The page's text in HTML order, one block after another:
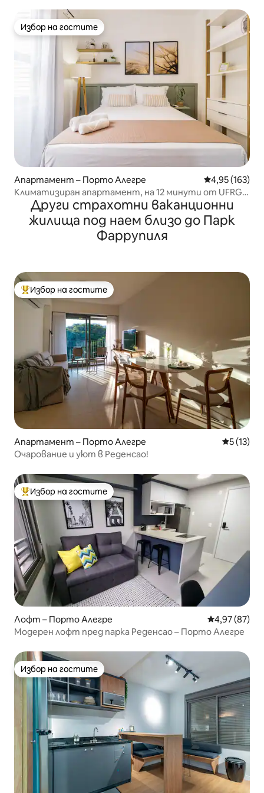
Избор на гостите
Избор на гостите
Апартамент – Порто Алегре Средна
4,95 (163)
Климатизиран апартамент, на 12 минути от UFRGS
и Santa Casa
Други страхотни ваканционни
жилища под наем близо до Парк
Фаррупиля
Най-популярен избор на гостите
Избор на гостите
Апартамент – Порто Алегре Средна
5 (13)
Очарование и уют в Реденсао!
Най-популярен избор на гостите
Избор на гостите
Лофт – Порто Алегре Средна
4,97 (87)
Модерен лофт пред парка Реденсао – Порто Алегре
Избор на гостите
Избор на гостите